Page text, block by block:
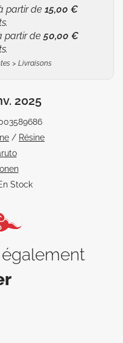
partir de 15,00 €
partir de50,00 €
> Livraisons
2025
/ Résine
Stock